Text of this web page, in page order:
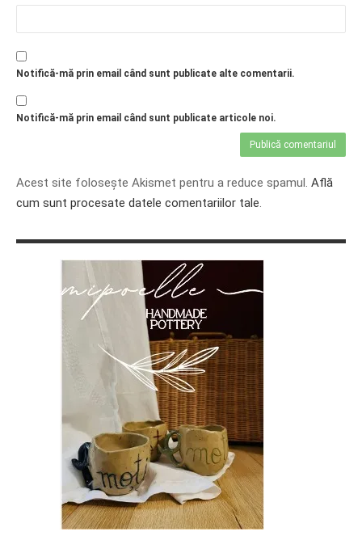
Notifică-mă prin email când sunt publicate alte comentarii.
Notifică-mă prin email când sunt publicate articole noi.
Acest site folosește Akismet pentru a reduce spamul. Află
cum sunt procesate datele comentariilor tale.